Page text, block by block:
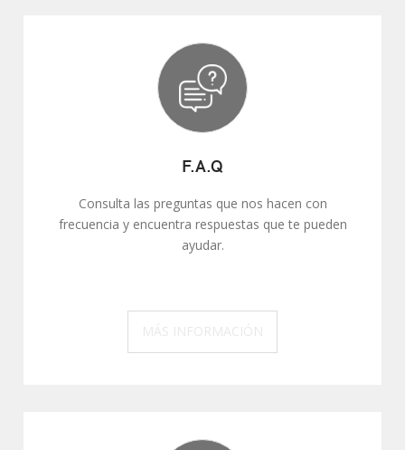
F.A.Q
Consulta las preguntas que nos hacen con
frecuencia y encuentra respuestas que te pueden
ayudar.